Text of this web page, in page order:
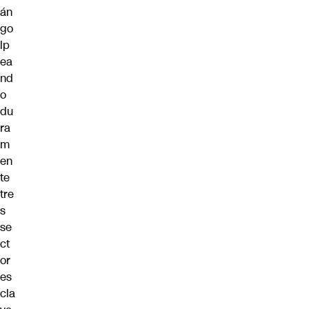
án
go
lp
ea
nd
o
du
ra
m
en
te
tre
s
se
ct
or
es
cla